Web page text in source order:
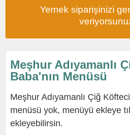
Yemek siparişinizi
Meşhur Adıyamanlı
Baba'nın Menüsü
Meşhur Adıyamanlı Çiğ
menüsü yok, menüyü ekleye
ekleyebilirsin.